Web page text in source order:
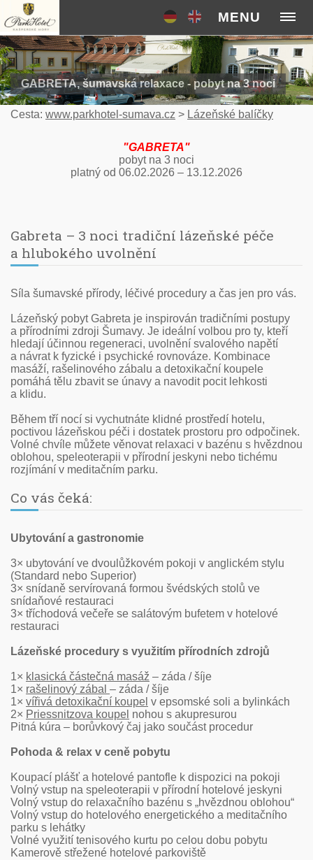
MENU
GABRETA, šumavská relaxace - pobyt na 3 noci
Cesta: www.parkhotel-sumava.cz > Lázeňské balíčky
"GABRETA"
pobyt na 3 noci
platný od 06.02.2026 – 13.12.2026
Gabreta – 3 noci tradiční lázeňské péče
a hlubokého uvolnění
Síla šumavské přírody, léčivé procedury a čas jen pro vás.
Lázeňský pobyt Gabreta je inspirován tradičními postupy
a přírodními zdroji Šumavy. Je ideální volbou pro ty, kteří
hledají účinnou regeneraci, uvolnění svalového napětí
a návrat k fyzické i psychické rovnováze. Kombinace
masáží, rašelinového zábalu a detoxikační koupele
pomáhá tělu zbavit se únavy a navodit pocit lehkosti
a klidu.
Během tří nocí si vychutnáte klidné prostředí hotelu,
poctivou lázeňskou péči i dostatek prostoru pro odpočinek.
Volné chvíle můžete věnovat relaxaci v bazénu s hvězdnou
oblohou, speleoterapii v přírodní jeskyni nebo tichému
rozjímání v meditačním parku.
Co vás čeká:
Ubytování a gastronomie
3× ubytování ve dvoulůžkovém pokoji v anglickém stylu
(Standard nebo Superior)
3× snídaně servírovaná formou švédských stolů ve
snídaňové restauraci
3× tříchodová večeře se salátovým bufetem v hotelové
restauraci
Lázeňské procedury s využitím přírodních zdrojů
1× klasická částečná masáž – záda / šíje
1× rašelinový zábal – záda / šíje
1× vířivá detoxikační koupel v epsomské soli a bylinkách
2× Priessnitzova koupel nohou s akupresurou
Pitná kúra – borůvkový čaj jako součást procedur
Pohoda & relax v ceně pobytu
Koupací plášť a hotelové pantofle k dispozici na pokoji
Volný vstup na speleoterapii v přírodní hotelové jeskyni
Volný vstup do relaxačního bazénu s „hvězdnou oblohou“
Volný vstup do hotelového energetického a meditačního
parku s lehátky
Volné využití tenisového kurtu po celou dobu pobytu
Kamerově střežené hotelové parkoviště